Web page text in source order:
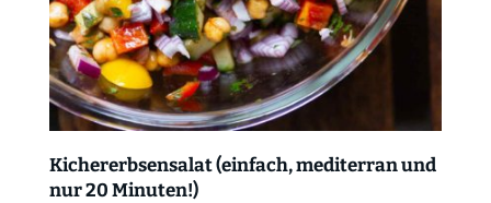
Kichererbsensalat (einfach, mediterran und
nur 20 Minuten!)